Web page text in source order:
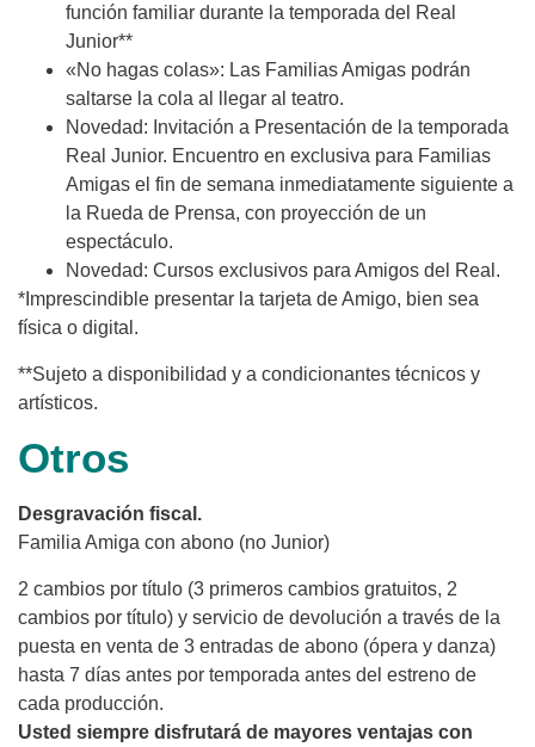
función familiar durante la temporada del Real
Junior**
«No hagas colas»: Las Familias Amigas podrán
saltarse la cola al llegar al teatro.
Novedad: Invitación a Presentación de la temporada
Real Junior. Encuentro en exclusiva para Familias
Amigas el fin de semana inmediatamente siguiente a
la Rueda de Prensa, con proyección de un
espectáculo.
Novedad: Cursos exclusivos para Amigos del Real.
*Imprescindible presentar la tarjeta de Amigo, bien sea
física o digital.
**Sujeto a disponibilidad y a condicionantes técnicos y
artísticos.
Otros
Desgravación fiscal.
Familia Amiga con abono (no Junior)
2 cambios por título (3 primeros cambios gratuitos, 2
cambios por título) y servicio de devolución a través de la
puesta en venta de 3 entradas de abono (ópera y danza)
hasta 7 días antes por temporada antes del estreno de
cada producción.
Usted siempre disfrutará de mayores ventajas con